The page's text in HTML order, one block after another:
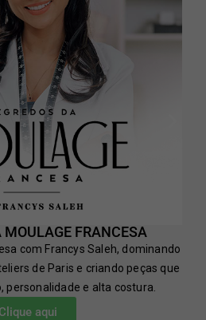
MOULAGE FRANCESA
com Francys Saleh, dominando
de Paris e criando peças que
personalidade e alta costura.
Clique aqui